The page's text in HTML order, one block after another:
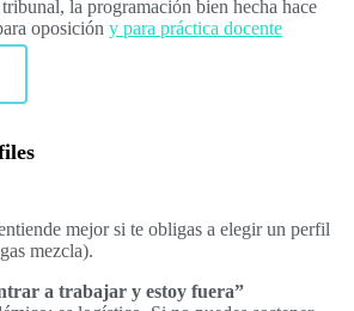
la programación bien hecha hace
oposición y para práctica docente
mejor si te obligas a elegir un perfil
mezcla).
a trabajar y estoy fuera”